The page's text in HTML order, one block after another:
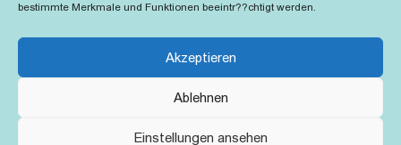
bestimmte Merkmale und Funktionen beeintr??chtigt werden.
Akzeptieren
Ablehnen
Einstellungen ansehen